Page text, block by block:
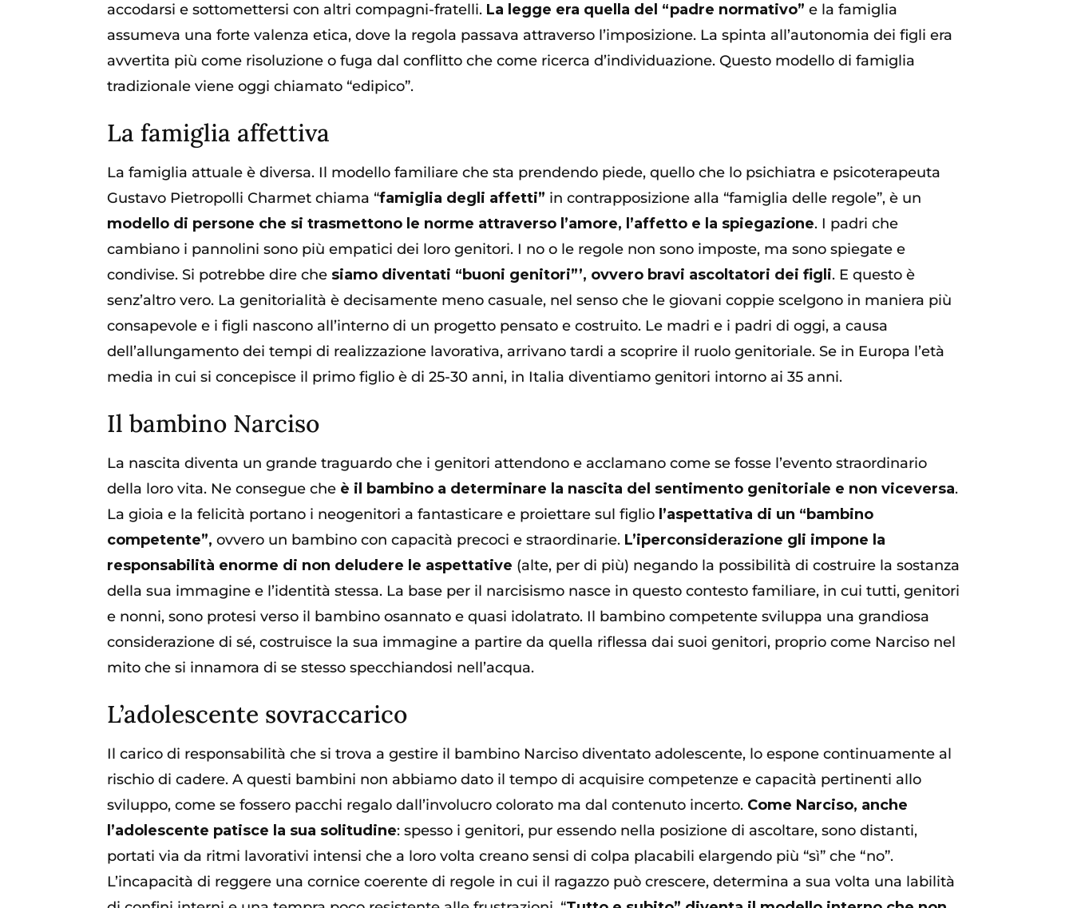
accodarsi e sottomettersi con altri compagni-fratelli. La legge era quella del “padre normativo” e la famiglia
assumeva una forte valenza etica, dove la regola passava attraverso l’imposizione. La spinta all’autonomia dei figli era
avvertita più come risoluzione o fuga dal conflitto che come ricerca d’individuazione. Questo modello di famiglia
tradizionale viene oggi chiamato “edipico”.
La famiglia affettiva
La famiglia attuale è diversa. Il modello familiare che sta prendendo piede, quello che lo psichiatra e psicoterapeuta
Gustavo Pietropolli Charmet chiama “famiglia degli affetti” in contrapposizione alla “famiglia delle regole”, è un
modello di persone che si trasmettono le norme attraverso l’amore, l’affetto e la spiegazione. I padri che
cambiano i pannolini sono più empatici dei loro genitori. I no o le regole non sono imposte, ma sono spiegate e
condivise. Si potrebbe dire che siamo diventati “buoni genitori”’, ovvero bravi ascoltatori dei figli. E questo è
senz’altro vero. La genitorialità è decisamente meno casuale, nel senso che le giovani coppie scelgono in maniera più
consapevole e i figli nascono all’interno di un progetto pensato e costruito. Le madri e i padri di oggi, a causa
dell’allungamento dei tempi di realizzazione lavorativa, arrivano tardi a scoprire il ruolo genitoriale. Se in Europa l’età
media in cui si concepisce il primo figlio è di 25-30 anni, in Italia diventiamo genitori intorno ai 35 anni.
Il bambino Narciso
La nascita diventa un grande traguardo che i genitori attendono e acclamano come se fosse l’evento straordinario
della loro vita. Ne consegue che è il bambino a determinare la nascita del sentimento genitoriale e non viceversa.
La gioia e la felicità portano i neogenitori a fantasticare e proiettare sul figlio l’aspettativa di un “bambino
competente”, ovvero un bambino con capacità precoci e straordinarie. L’iperconsiderazione gli impone la
responsabilità enorme di non deludere le aspettative (alte, per di più) negando la possibilità di costruire la sostanza
della sua immagine e l’identità stessa. La base per il narcisismo nasce in questo contesto familiare, in cui tutti, genitori
e nonni, sono protesi verso il bambino osannato e quasi idolatrato. Il bambino competente sviluppa una grandiosa
considerazione di sé, costruisce la sua immagine a partire da quella riflessa dai suoi genitori, proprio come Narciso nel
mito che si innamora di se stesso specchiandosi nell’acqua.
L’adolescente sovraccarico
Il carico di responsabilità che si trova a gestire il bambino Narciso diventato adolescente, lo espone continuamente al
rischio di cadere. A questi bambini non abbiamo dato il tempo di acquisire competenze e capacità pertinenti allo
sviluppo, come se fossero pacchi regalo dall’involucro colorato ma dal contenuto incerto. Come Narciso, anche
l’adolescente patisce la sua solitudine: spesso i genitori, pur essendo nella posizione di ascoltare, sono distanti,
portati via da ritmi lavorativi intensi che a loro volta creano sensi di colpa placabili elargendo più “sì” che “no”.
L’incapacità di reggere una cornice coerente di regole in cui il ragazzo può crescere, determina a sua volta una labilità